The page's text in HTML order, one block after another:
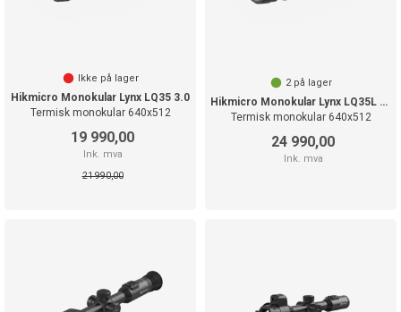
Ikke på lager
Hikmicro Monokular Lynx LQ35 3.0
Termisk monokular 640x512
19 990,00
Ink. mva
21 990,00
2på lager
Hikmicro Monokular Lynx LQ35L 3.0
Termisk monokular 640x512
24 990,00
Ink. mva